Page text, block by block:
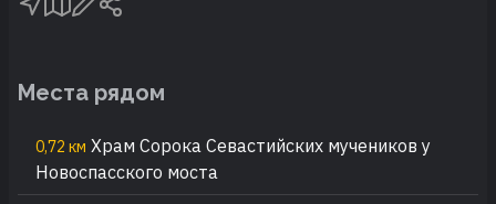
Места рядом
0,72 км Храм Сорока Севастийских мучеников у
Новоспасского моста